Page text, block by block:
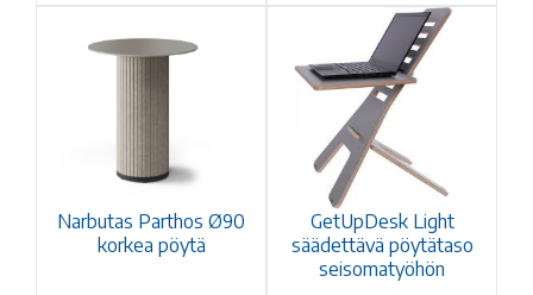
Narbutas Parthos Ø90
korkea pöytä
GetUpDesk Light
säädettävä pöytätaso
seisomatyöhön